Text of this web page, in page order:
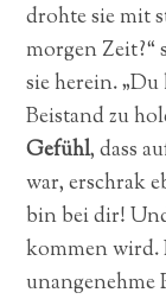
drohte sie mit
morgen
sie herein.
Beistand zu
Gefühl, dass
war, erschrak
bin bei dir!
kommen wird.
unangenehme